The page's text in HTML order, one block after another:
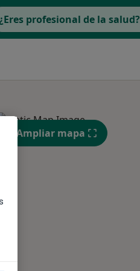
profesional de la salud?
Ampliar mapa